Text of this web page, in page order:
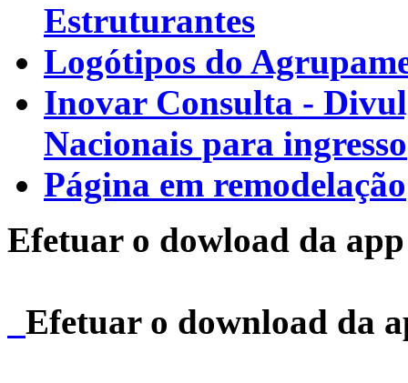
Estruturantes
Logótipos do
Inovar Consulta -
Nacionais para ingresso
Página em remodelação
Efetuar o dowload da
Efetuar o download da